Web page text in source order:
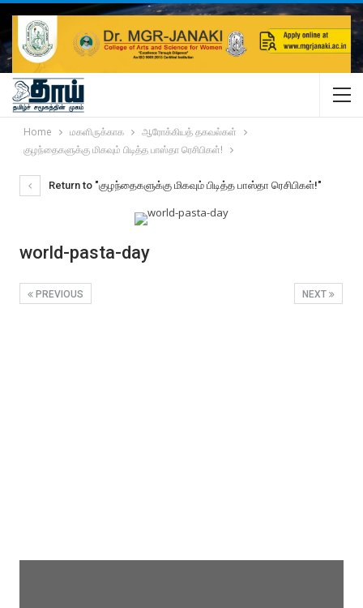
Home மகளிருக்காக
ஆரோக்கியத் தகவல்கள்
குழந்தைகளுக்கு மிகவும் பிடித்த பாஸ்தா ரெசிபிகள்!
Return to "குழந்தைகளுக்கு மிகவும் பிடித்த பாஸ்தா ரெசிபிகள்!"
world-pasta-day
NEXT
PREVIOUS